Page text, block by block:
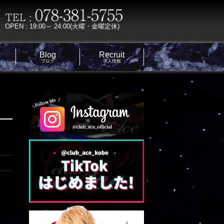
OPEN : 19:00～ 24:00(火曜・金曜定休)
Blog
ブログ
Recruit
求人情報